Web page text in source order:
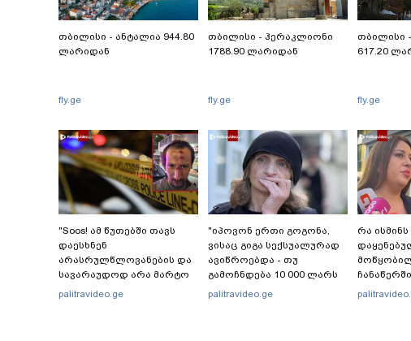
თბილისი - ანტალია 944.80
ლარიდან
fly.ge
თბილისი - ჰერაკლიონი
1788.90 ლარიდან
fly.ge
თბილისი
617.20
fly.ge
"Soos! ამ წუთებში თავს
დაესხნენ
არასრულწლოვანების და
სავარაუდოდ არა მარტო
არასრულწლოვანების
palitravideo.ge
"იპოვონ ერთი გოგონა,
ვისაც გიგა სექსუალურად
ავიწროებდა - თუ
გამოჩნდება 10 000 ლარს
ოფიციალურად,
palitravideo.ge
რა
იმნაძე